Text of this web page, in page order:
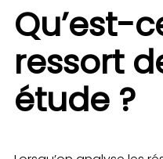
Qu’est-
ressort
étude ?